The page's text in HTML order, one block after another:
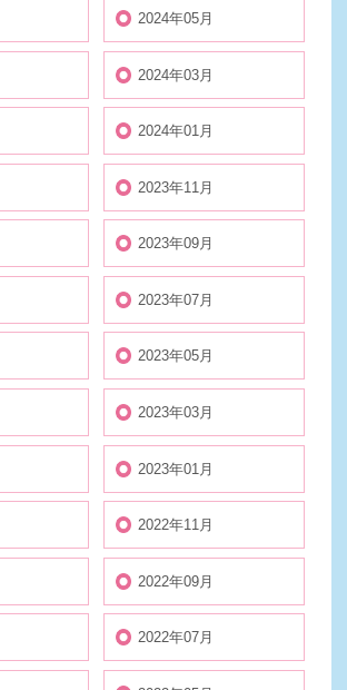
2024年05月
2024年03月
2024年01月
2023年11月
2023年09月
2023年07月
2023年05月
2023年03月
2023年01月
2022年11月
2022年09月
2022年07月